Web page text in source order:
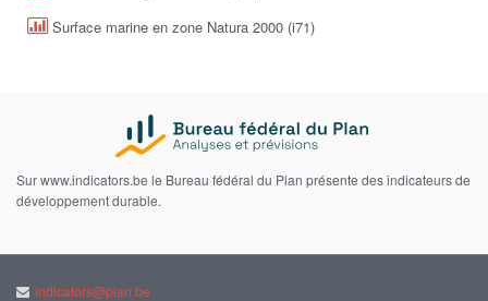
Surface marine en zone Natura 2000 (i71)
Sur www.indicators.be le Bureau fédéral du Plan présente des indicateurs de
développement durable.
indicators@plan.be